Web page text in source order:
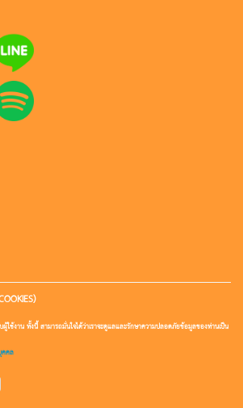
ใช้งาน ทั้งนี้ สามารถมั่นใจได้ว่าเราจะดูแลและรักษาความปลอดภัยข้อมูลของท่านเป็น
คคล